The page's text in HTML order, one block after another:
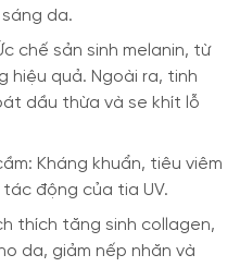
da.
chế sản sinh melanin, từ
hiệu quả. Ngoài ra, tinh
dầu thừa và se khít lỗ
Kháng khuẩn, tiêu viêm
động của tia UV.
thích tăng sinh collagen,
da, giảm nếp nhăn và